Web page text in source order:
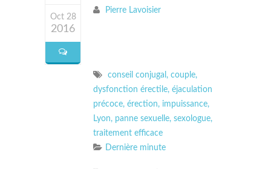
Oct 28
2016
Pierre Lavoisier
conseil conjugal , couple,
dysfonction érectile, éjaculation
précoce, érection, impuissance,
Lyon, panne sexuelle, sexologue,
traitement efficace
Dernière minute